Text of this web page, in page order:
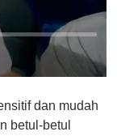
dan mudah
betul-betul